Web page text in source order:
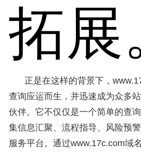
拓展
正是在这样的背景下，
查询应运而生，并迅速成为众多
伙伴。它不仅仅是一个简单的查
集信息汇聚、流程指导、风险预
服务平台。通过www.17c.com域